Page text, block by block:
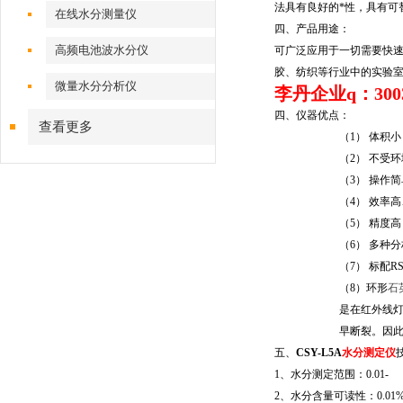
在线水分测量仪
高频电池波水分仪
微量水分分析仪
查看更多
法具有良好的*性，具有可
四、产品用途：
可广泛应用于一切需要快
胶、纺织等行业中的实验
李丹企业q：
四、仪器优点：
（1） 体积
（2） 不受
（3） 操作
（4） 效率
（5） 精度
（6） 多种
（7） 标配
（8） 环形石
是在红外线
早断裂。因
五、 CSY-L5A水分测定仪
1、水分测定范围： 0.01-
2、水分含量可读性：